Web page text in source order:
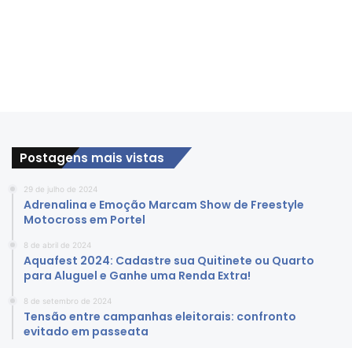
Postagens mais vistas
29 de julho de 2024
Adrenalina e Emoção Marcam Show de Freestyle
Motocross em Portel
8 de abril de 2024
Aquafest 2024: Cadastre sua Quitinete ou Quarto
para Aluguel e Ganhe uma Renda Extra!
8 de setembro de 2024
Tensão entre campanhas eleitorais: confronto
evitado em passeata